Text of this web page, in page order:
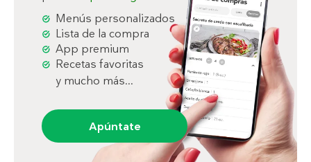
Menús personalizados
Lista de la compra
App premium
Recetas favoritas
y mucho más...
Apúntate